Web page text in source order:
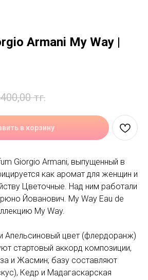
Armani My Way |
тг.
в корзину
Giorgio Armani, выпущенный в
как аромат для женщин и
Цветочные. Над ним работали
Йованович. My Way Eau de
My Way.
Апельсиновый цвет (флердоранж)
стартовый аккорд композиции,
и Жасмин; базу составляют
Кедр и Мадагаскарская